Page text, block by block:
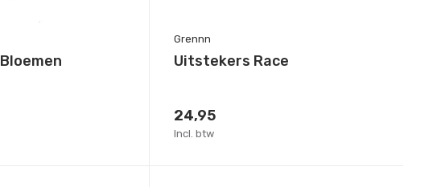
Grennn
Uitstekers Race
24,95
Incl. btw